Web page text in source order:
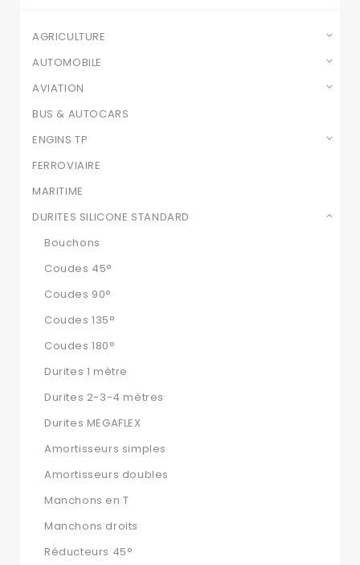
AGRICULTURE
AUTOMOBILE
AVIATION
BUS & AUTOCARS
ENGINS TP
FERROVIAIRE
MARITIME
DURITES SILICONE STANDARD
Bouchons
Coudes 45°
Coudes 90°
Coudes 135°
Coudes 180°
Durites 1 mètre
Durites 2-3-4 mètres
Durites MEGAFLEX
Amortisseurs simples
Amortisseurs doubles
Manchons en T
Manchons droits
Réducteurs 45°